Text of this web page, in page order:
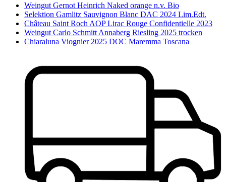
Weingut Gernot Heinrich Naked orange n.v. Bio
Selektion Gamlitz Sauvignon Blanc DAC 2024 Lim.Edt.
Château Saint Roch AOP Lirac Rouge Confidentielle 2023
Weingut Carlo Schmitt Annaberg Riesling 2025 trocken
Chiaraluna Viognier 2025 DOC Maremma Toscana